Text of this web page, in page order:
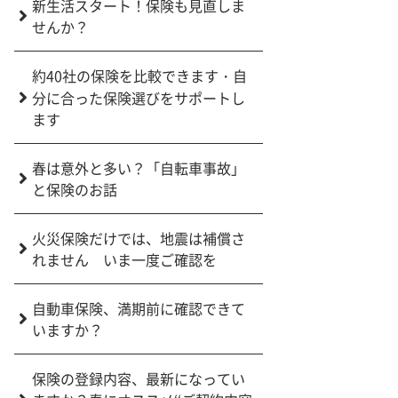
新生活スタート！保険も見直しま
せんか？
約40社の保険を比較できます・自
分に合った保険選びをサポートし
ます
春は意外と多い？「自転車事故」
と保険のお話
火災保険だけでは、地震は補償さ
れません いま一度ご確認を
自動車保険、満期前に確認できて
いますか？
保険の登録内容、最新になってい